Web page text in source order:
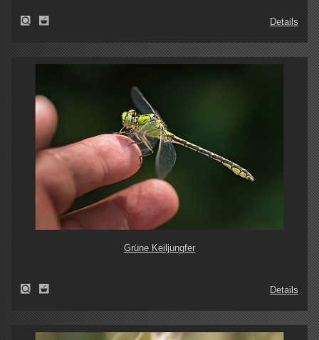
Details
Grüne Keiljungfer
Details